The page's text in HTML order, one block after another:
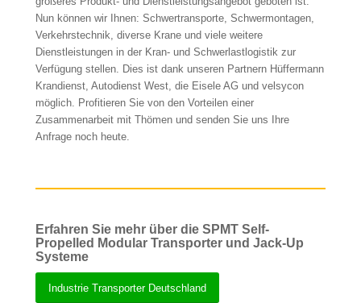
Nun können wir Ihnen: Schwertransporte, Schwermontagen,
Verkehrstechnik, diverse Krane und viele weitere
Dienstleistungen in der Kran- und Schwerlastlogistik zur
Verfügung stellen. Dies ist dank unseren Partnern Hüffermann
Krandienst, Autodienst West, die Eisele AG und velsycon
möglich. Profitieren Sie von den Vorteilen einer
Zusammenarbeit mit Thömen und senden Sie uns Ihre
Anfrage noch heute.
Erfahren Sie mehr über die SPMT Self-
Propelled Modular Transporter und Jack-Up
Systeme
Industrie Transporter Deutschland